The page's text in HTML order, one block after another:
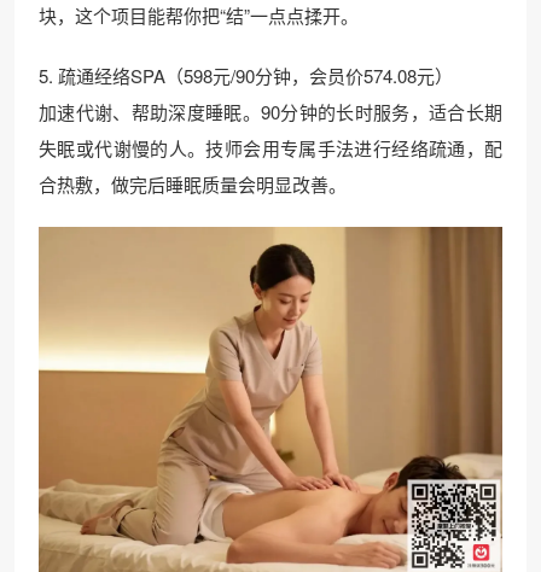
块，这个项目能帮你把“结”一点点揉开。
5. 疏通经络SPA（598元/90分钟，会员价574.08元）
加速代谢、帮助深度睡眠。90分钟的长时服务，适合长期
失眠或代谢慢的人。技师会用专属手法进行经络疏通，配
合热敷，做完后睡眠质量会明显改善。